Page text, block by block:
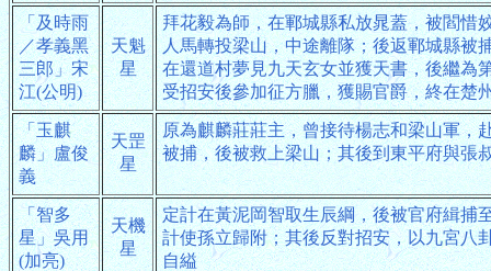
「及時雨
／孝義黑
三郎」宋
江(公明)
天魁
星
拜花毅為師，在鄆城縣私放晁蓋，被閻惜
人馬轉投梁山，中途離隊；後返鄆城縣被
在還道村夢見九天玄女並獲天書，後繼為
受招安後參加征方臘，獲賜官爵，終在楚
「玉麒
麟」盧俊
義
天罡
星
原為麒麟莊莊主，曾接待楊志和梁山軍，
被捕，後被救上梁山；其後到東平府與張
「智多
星」吳用
(加亮)
天機
星
定計在黃泥岡智取生辰綱，後被官府緝捕
計使孫立歸附；其後反對招安，以九宮八
自縊